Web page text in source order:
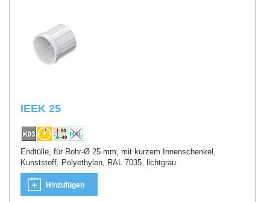
IEEK 25
Endtülle, für Rohr-Ø 25 mm, mit kurzem Innenschenkel,
Kunststoff, Polyethylen, RAL 7035, lichtgrau
Hinzufügen